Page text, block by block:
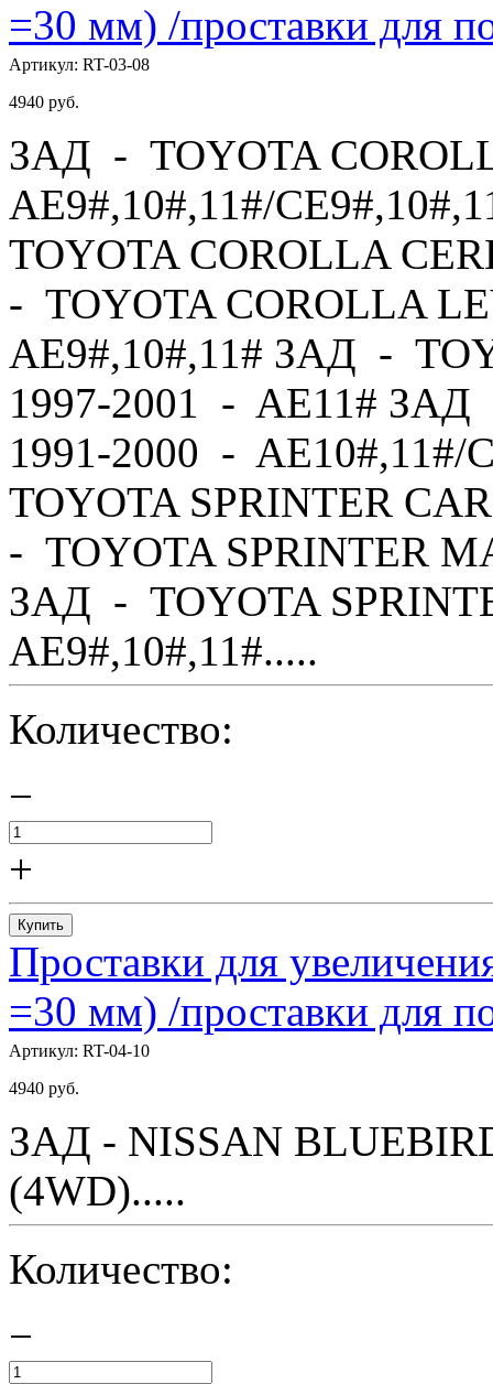
=30 мм) /проставки для
Артикул: RT-03-08
4940 руб.
ЗАД - TOYOTA
AE9#,10#,11#/
TOYOTA COROLLA
- TOYOTA COROLLA
AE9#,10#,11# ЗАД -
1997-2001 - AE11#
1991-2000 - AE10#,11#/
TOYOTA SPRINTER
- TOYOTA SPRINTER
ЗАД - TOYOTA
AE9#,10#,11#.....
Количество:
−
+
Купить
Проставки для
=30 мм) /проставки для
Артикул: RT-04-10
4940 руб.
ЗАД - NISSAN
(4WD).....
Количество:
−